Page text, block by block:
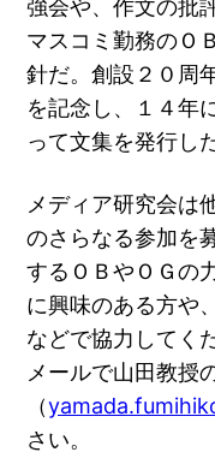
強会や、作文の批
マスコミ勤務のＯ
針だ。創設２０周
を記念し、１４年
って文集を発行し
メディア研究会は
のさらなる参加を
するＯＢやＯＧの
に興味のある方や
などで協力してく
メールで山田教授
（
さい。